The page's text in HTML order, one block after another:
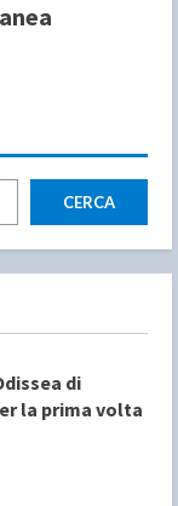
CERCA
di
la prima volta